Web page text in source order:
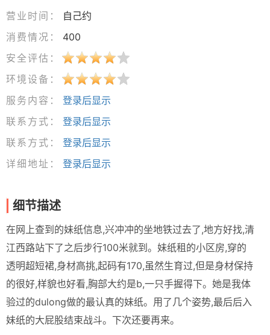
营业时间：
自己约
消费情况：
400
安全评估：
环境设备：
服务内容：
登录后显示
联系方式：
登录后显示
联系方式：
登录后显示
详细地址：
登录后显示
细节描述
在网上查到的妹纸信息,兴冲冲的坐地铁过去了,地方好找,清
江西路站下了之后步行100米就到。妹纸租的小区房,穿的
透明超短裙,身材高挑,起码有170,虽然生育过,但是身材保持
的很好,样貌也好看,胸部大约是b,一只手握得下。她是我体
验过的dulong做的最认真的妹纸。用了几个姿势,最后后入
妹纸的大屁股结束战斗。下次还要再来。